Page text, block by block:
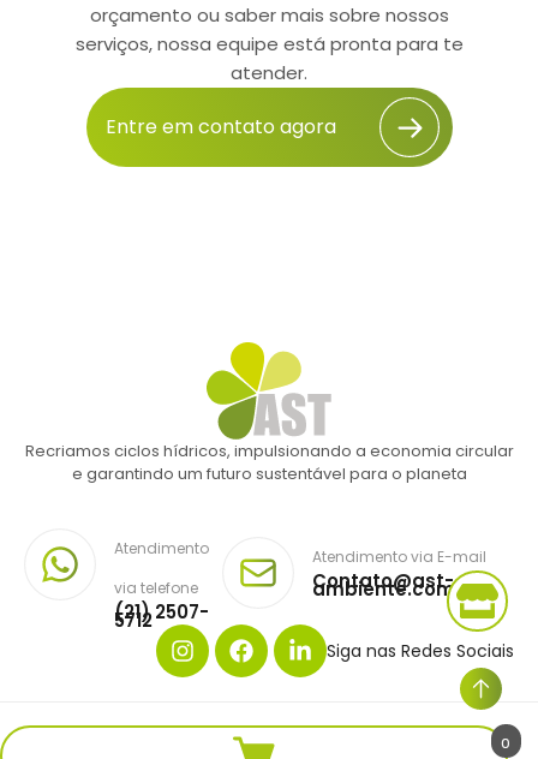
orçamento ou saber mais sobre nossos
serviços, nossa equipe está pronta para te
atender.
Entre em contato agora
Recriamos ciclos hídricos, impulsionando a economia circular
e garantindo um futuro sustentável para o planeta
Atendimento
via telefone
(21) 2507-
5712
Atendimento via E-mail
Contato@ast-
ambiente.com.br
Siga nas Redes Sociais
0
Copyright © AST AMBIENTE. Todos os direitos reservados.